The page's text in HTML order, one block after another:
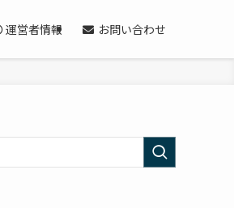
運営者情報 お問い合わせ